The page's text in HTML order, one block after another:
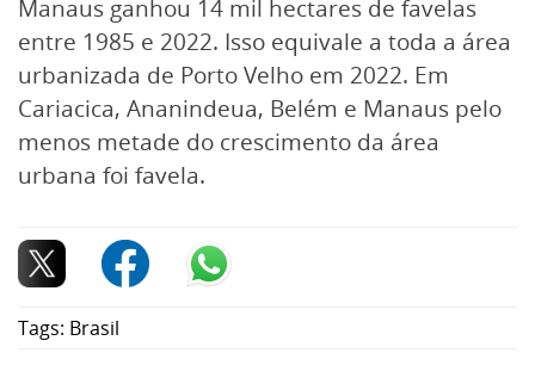
Manaus ganhou 14 mil hectares de favelas
entre 1985 e 2022. Isso equivale a toda a área
urbanizada de Porto Velho em 2022. Em
Cariacica, Ananindeua, Belém e Manaus pelo
menos metade do crescimento da área
urbana foi favela.
Tags: Brasil